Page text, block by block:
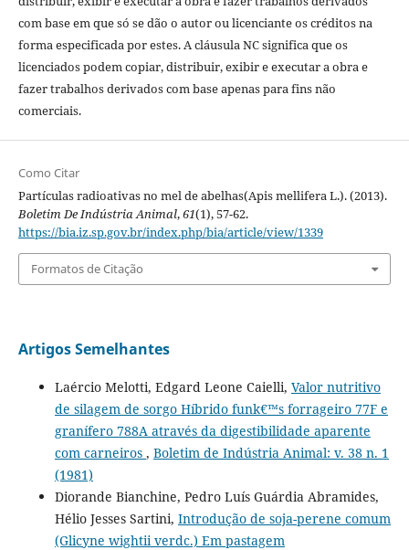
com base em que só se dão o autor ou licenciante os créditos na
forma especificada por estes. A cláusula NC significa que os
licenciados podem copiar, distribuir, exibir e executar a obra e
fazer trabalhos derivados com base apenas para fins não
comerciais.
Como Citar
Partículas radioativas no mel de abelhas(Apis mellifera L.). (2013).
Boletim De Indústria Animal,61(1), 57-62.
https://bia.iz.sp.gov.br/index.php/bia/article/view/1339
Formatos de Citação
Artigos Semelhantes
Laércio Melotti, Edgard Leone Caielli, Valor nutritivo
de silagem de sorgo Híbrido funk€™s forrageiro 77F e
granífero 788A através da digestibilidade aparente
com carneiros , Boletim de Indústria Animal: v. 38 n. 1
(1981)
Diorande Bianchine, Pedro Luís Guárdia Abramides,
Hélio Jesses Sartini, Introdução de soja-perene comum
(Glicyne wightii verdc.) Em pastagem